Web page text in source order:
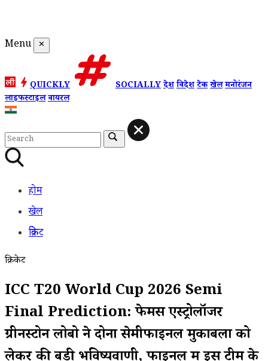
Menu ✕
QUICKLY SOCIALLYदेशविदेशटेकखेलमनोरंजन
लाइफस्टाइलवायरल
होम
खेल
क्रिकेट
क्रिकेट
ICC T20 World Cup 2026 Semi
Final Prediction: फेमस एस्ट्रोलॉजर
ग्रीनस्टोन लोबो ने दोनों सेमीफाइनल मुकाबलों को